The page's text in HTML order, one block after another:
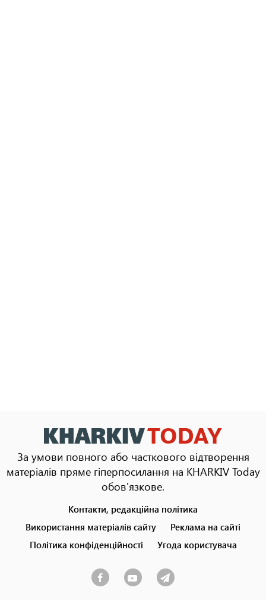
За умови повного або часткового відтворення
матеріалів пряме гіперпосилання на KHARKIV Today
обов'язкове.
menu
Контакти, редакційна політика
Використання матеріалів сайту
Реклама на сайті
Політика конфіденційності
Угода користувача